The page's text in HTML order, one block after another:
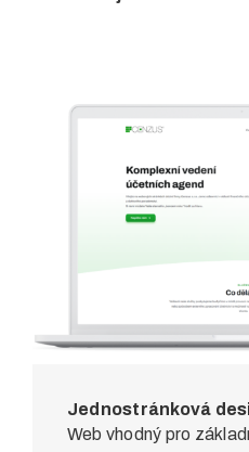
Jednostránková
Web vhodný pro